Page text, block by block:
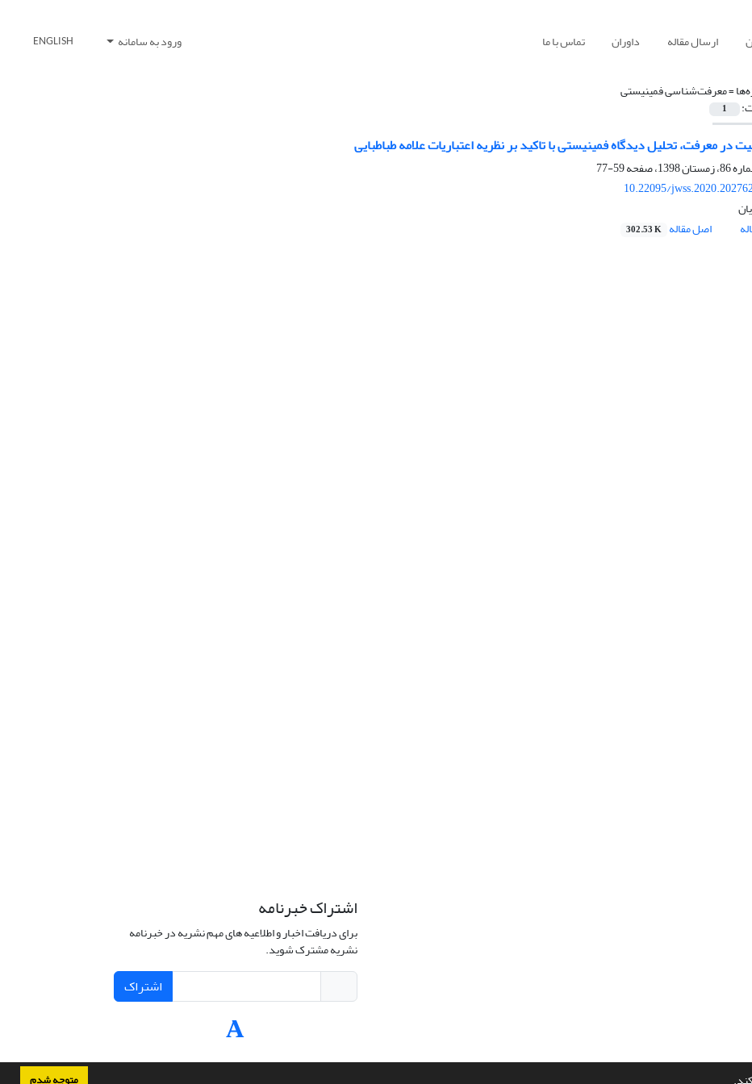
ارسال مقاله داوران تماس با ما ورود به سامانه ENGLISH
=معرفت‌شناسی فمینیستی
1
در معرفت، تحلیل دیدگاه فمینیستی با تاکید بر نظریه اعتباریات علامه طباطبایی
59-77
10.22095/
اصل مقاله 302.53 K
اشتراک خبرنامه
برای دریافت اخبار و اطلاعیه های مهم نشریه در خبرنامه
نشریه مشترک شوید.
اشتراک